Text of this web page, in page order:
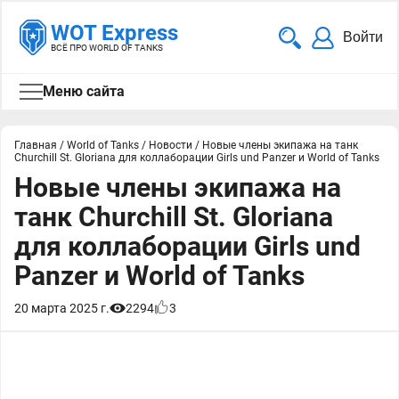
WOT Express
ВСЁ ПРО WORLD OF TANKS
Войти
Меню сайта
Главная / World of Tanks / Новости / Новые члены экипажа на танк
Churchill St. Gloriana для коллаборации Girls und Panzer и World of Tanks
Новые члены экипажа на
танк Churchill St. Gloriana
для коллаборации Girls und
Panzer и World of Tanks
20 марта 2025 г. 2294 3